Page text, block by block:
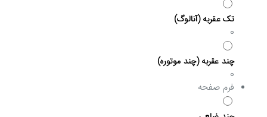
تک عقربه (آنالوگ)
0
چند عقربه (چند موتوره)
0
فرم صفحه